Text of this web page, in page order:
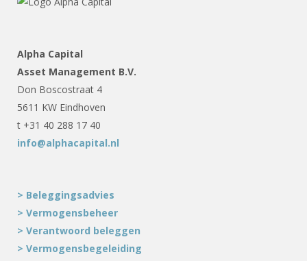
Alpha Capital
Asset Management B.V.
Don Boscostraat 4
5611 KW Eindhoven
t +31 40 288 17 40
info@alphacapital.nl
> Beleggingsadvies
> Vermogensbeheer
> Verantwoord beleggen
> Vermogensbegeleiding